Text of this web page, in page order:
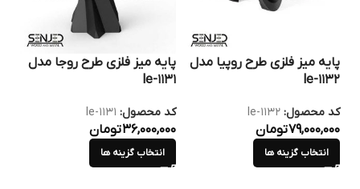
پایه میز فلزی طرح روپیا مدل
le-1132
کد محصول: le-1132
79,000,000تومان
انتخاب گزینه ها
پایه میز فلزی طرح روجا مدل
le-1131
کد محصول: le-1131
36,000,000تومان
انتخاب گزینه ها